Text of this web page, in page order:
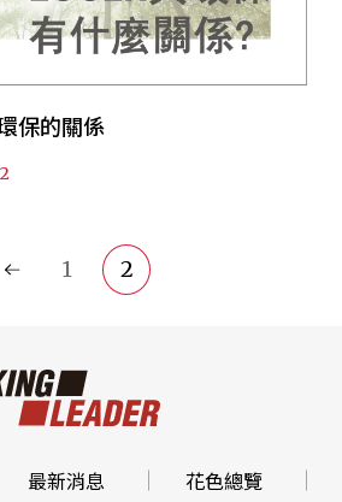
保的關係
1 2
最新消息
花色總覽